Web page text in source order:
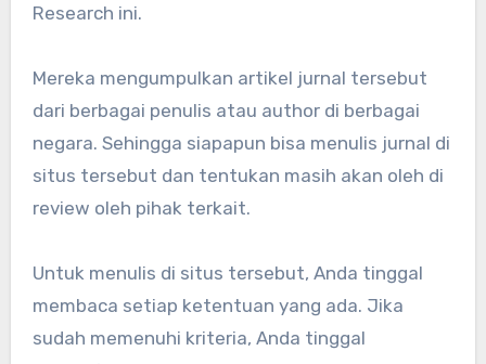
Research ini.
Mereka mengumpulkan artikel jurnal tersebut
dari berbagai penulis atau author di berbagai
negara. Sehingga siapapun bisa menulis jurnal di
situs tersebut dan tentukan masih akan oleh di
review oleh pihak terkait.
Untuk menulis di situs tersebut, Anda tinggal
membaca setiap ketentuan yang ada. Jika
sudah memenuhi kriteria, Anda tinggal